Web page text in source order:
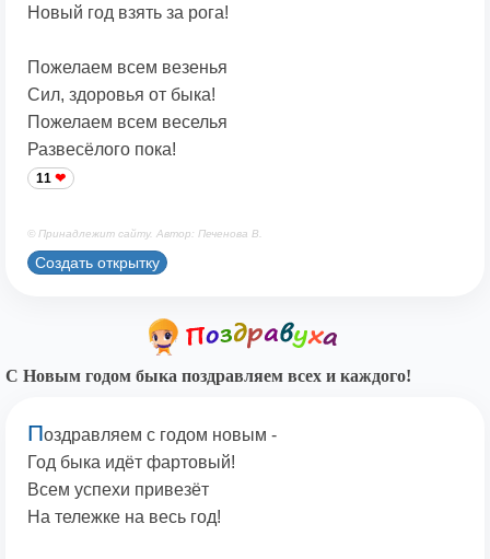
Новый год взять за рога!
Пожелаем всем везенья
Сил, здоровья от быка!
Пожелаем всем веселья
Развесёлого пока!
11
© Принадлежит сайту. Автор: Печенова В.
Создать открытку
С Новым годом быка поздравляем всех и каждого!
Поздравляем с годом новым -
Год быка идёт фартовый!
Всем успехи привезёт
На тележке на весь год!